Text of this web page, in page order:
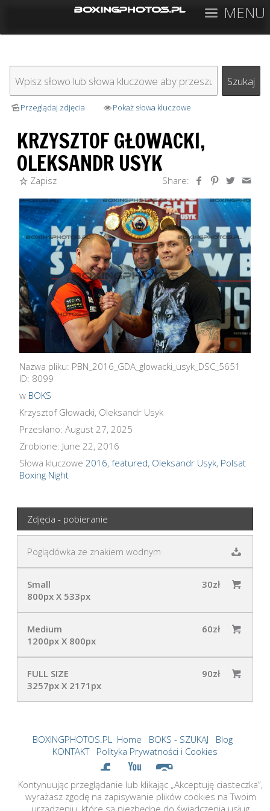
MENU
Przeglądaj zdjęcia Pokaż słowa kluczowe
KRZYSZTOF GŁOWACKI,
OLEKSANDR USYK
Zapisz Share:
Nazwa pliku: PBN_2016_GDA_glowacki_usyk_DSC_5651
ID: 8099
w BOKS
Krzysztof Głowacki, Oleksandr Usyk
Przesłano: August 27, 2025
Zrobione: June 22, 2016
Słowa kluczowe 2016, featured, Oleksandr Usyk, Polsat
Boxing Night
Zdjęcia - pobieranie
Poglądówka ze znakiem wodnym
Small
800px X 533px
30zł
Medium
1200px X 800px
60zł
FULL SIZE
3257px X 2171px
90zł
BOXINGPHOTOS.PL Home BOKS - SZUKAJ
Blog
KONTAKT
Polityka Prywatności i Cookies
©2026 boxingphotos.pl Created by tame.cloud
All Rights Reserved. Content may not be used without
Kontynuując przeglądanie lub klikając „Akceptuję ciasteczka”,
wyrażasz zgodę na zapisywanie plików cookies na Twoim
urządzeniu, które są niezbędne do świadczenia usług